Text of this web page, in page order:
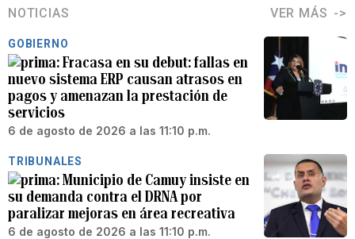
NOTICIAS VER MÁS
GOBIERNO
Fracasa en su debut: fallas en
nuevo sistema ERP causan atrasos en
pagos y amenazan la prestación de
servicios
6 de agosto de 2026 a las 11:10 p.m.
TRIBUNALES
Municipio de Camuy insiste en
su demanda contra el DRNA por
paralizar mejoras en área recreativa
6 de agosto de 2026 a las 11:10 p.m.